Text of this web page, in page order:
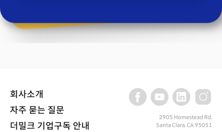
회사소개
자주 묻는 질문
더밀크 기업구독 안내
2905 Homestead Rd,
Santa Clara, CA 95051